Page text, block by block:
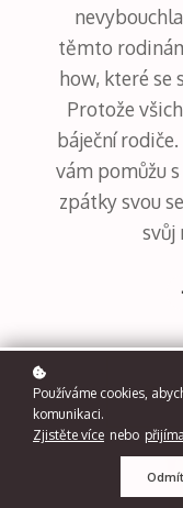
těmto
how, které se
Protože
báječní
vám pomůžu
zpátky svou
svůj
Používáme cookies,
komunikaci.
Zjistěte více nebo